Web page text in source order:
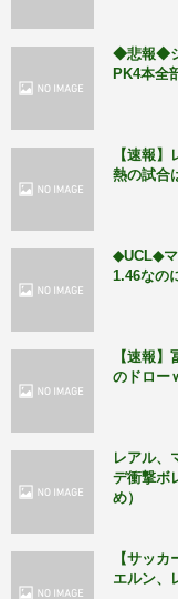
◆悲報◆シ
PK4本全
【速報
熱の試合
◆UCL◆マ
1.46なの
【速報
のドロー
レアル、
デ衝撃ボ
め）
【サッ
エルン、